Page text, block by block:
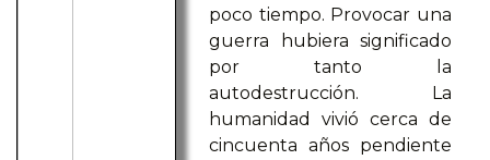
poco tiempo. Provocar una
guerra hubiera significado
por tanto la
autodestrucción. La
humanidad vivió cerca de
cincuenta años pendiente